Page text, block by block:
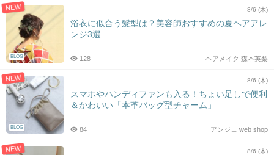
NEW
BLOG
8/6 (木)
浴衣に似合う髪型は？美容師おすすめの夏ヘアアレ
ンジ3選
ヘアメイク 森本英梨
128
NEW
BLOG
8/6 (木)
スマホやハンディファンも入る！ちょい足しで便利
＆かわいい「本革バッグ型チャーム」
アンジェ web shop
84
NEW 8/6 (木)